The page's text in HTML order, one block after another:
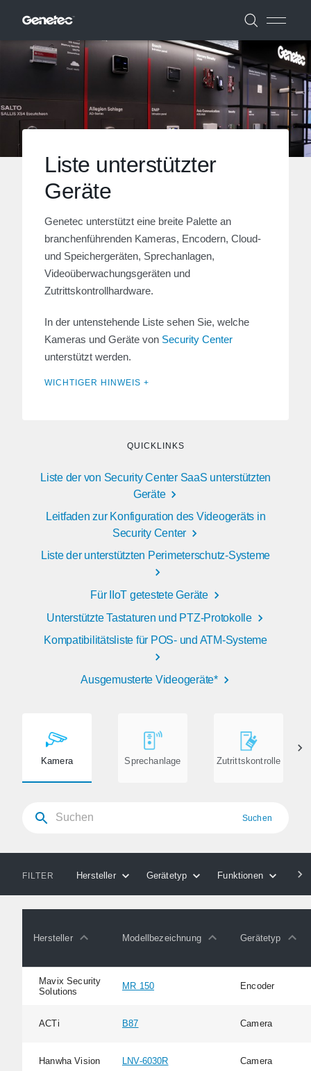
Liste unterstützter
Geräte
Genetec unterstützt eine breite Palette an
branchenführenden Kameras, Encodern, Cloud-
und Speichergeräten, Sprechanlagen,
Videoüberwachungsgeräten und
Zutrittskontrollhardware.
In der untenstehende Liste sehen Sie, welche
Kameras und Geräte von Security Center
unterstützt werden.
WICHTIGER HINWEIS +
QUICKLINKS
Liste der von Security Center SaaS unterstützten
Geräte
Leitfaden zur Konfiguration des Videogeräts in
Security Center
Liste der unterstützten Perimeterschutz-Systeme
Für IIoT getestete Geräte
Unterstützte Tastaturen und PTZ-Protokolle
Kompatibilitätsliste für POS- und ATM-Systeme
Ausgemusterte Videogeräte*
Kamera Sprechanlage Zutrittskontrolle
Suchen
FILTER Hersteller Gerätetyp Funktionen
Hersteller Modellbezeichnung Gerätetyp
Mavix Security
Solutions
MR 150 Encoder
ACTi B87 Camera
Hanwha Vision LNV-6030R Camera